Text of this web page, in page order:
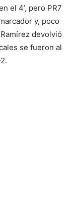
el 4’, pero PR7
y, poco
devolvió
se fueron al